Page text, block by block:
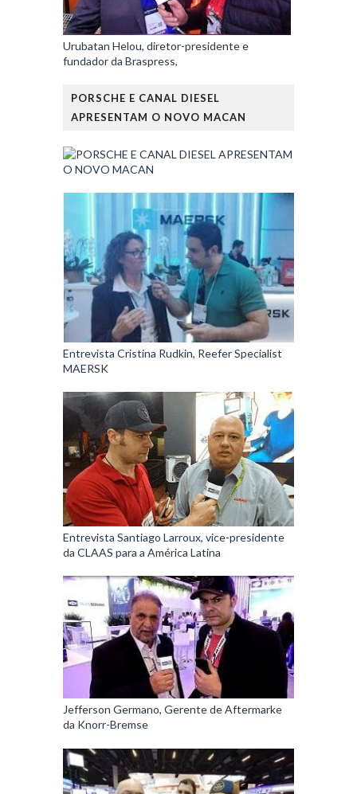
Urubatan Helou, diretor-presidente e
fundador da Braspress,
PORSCHE E CANAL DIESEL
APRESENTAM O NOVO MACAN
Entrevista Cristina Rudkin, Reefer Specialist
MAERSK
Entrevista Santiago Larroux, vice-presidente
da CLAAS para a América Latina
Jefferson Germano, Gerente de Aftermarke
da Knorr-Bremse